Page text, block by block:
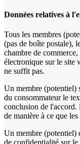
Données relatives à
Tous les membres
(pas de boîte postale),
chambre de
électronique sur le site
ne suffit pas.
Un membre (potentiel)
du consommateur le
conclusion de l'accord.
de manière à ce que
Un membre (potentiel)
de confidentialité sur